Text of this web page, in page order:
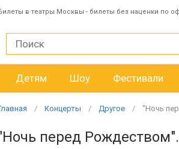
в театры Москвы - билеты без наценки по
Детям Шоу Фестивали
Концерты Другое "Ночь
перед